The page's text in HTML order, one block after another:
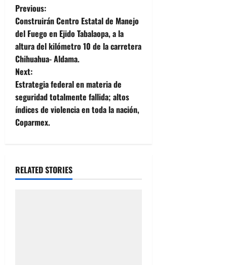
P
o
s
t
n
a
i
g
Previous:
Construirán Centro Estatal de Manejo
del Fuego en Ejido Tabalaopa, a la
altura del kilómetro 10 de la carretera
Chihuahua- Aldama.
Next:
Estrategia federal en materia de
seguridad totalmente fallida; altos
índices de violencia en toda la nación,
Coparmex.
RELATED STORIES